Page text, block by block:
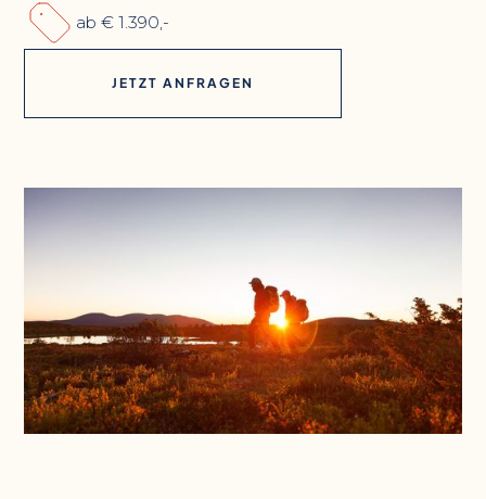
ab € 1.390,-
JETZT ANFRAGEN